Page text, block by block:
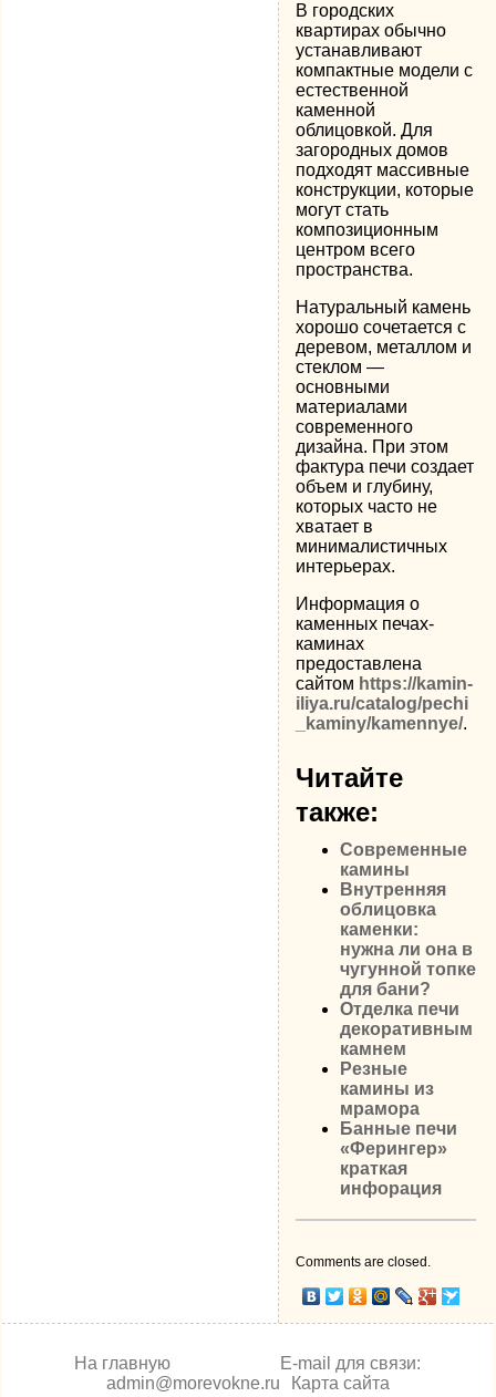
В городских
квартирах обычно
устанавливают
компактные модели с
естественной
каменной
облицовкой. Для
загородных домов
подходят массивные
конструкции, которые
могут стать
композиционным
центром всего
пространства.
Натуральный камень
хорошо сочетается с
деревом, металлом и
стеклом —
основными
материалами
современного
дизайна. При этом
фактура печи создает
объем и глубину,
которых часто не
хватает в
минималистичных
интерьерах.
Информация о
каменных печах-
каминах
предоставлена
сайтом https://kamin-
iliya.ru/catalog/pechi
_kaminy/kamennye/.
Читайте
также:
Современные
камины
Внутренняя
облицовка
каменки:
нужна ли она в
чугунной топке
для бани?
Отделка печи
декоративным
камнем
Резные
камины из
мрамора
Банные печи
«Ферингер»
краткая
инфорация
Comments are closed.
На главную
E-mail для связи:
admin@morevokne.ru
Карта сайта